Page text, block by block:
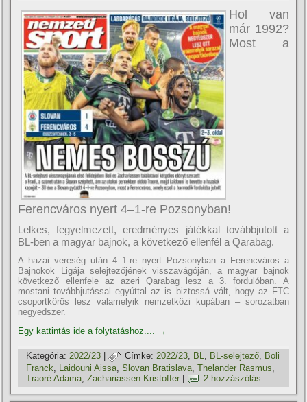
Hol van
már 1992?
Most a
Ferencváros nyert 4–1-re Pozsonyban!
Lelkes, fegyelmezett, eredményes játékkal továbbjutott a
BL-ben a magyar bajnok, a következő ellenfél a Qarabag.
A hazai vereség után 4–1-re nyert Pozsonyban a Ferencváros a
Bajnokok Ligája selejtezőjének visszavágóján, a magyar bajnok
következő ellenfele az azeri Qarabag lesz a 3. fordulóban. A
mostani továbbjutással egyúttal az is biztossá vált, hogy az FTC
csoportkörös lesz valamelyik nemzetközi kupában – sorozatban
negyedszer.
Egy kattintás ide a folytatáshoz....
→
Kategória: 2022/23 Címke: 2022/23 BL BL-selejtező
Boli
Franck
Laidouni Aissa ,Slovan Bratislava ,Thelander Rasmus
Traoré Adama ,Zachariassen Kristoffer 2 hozzászólás